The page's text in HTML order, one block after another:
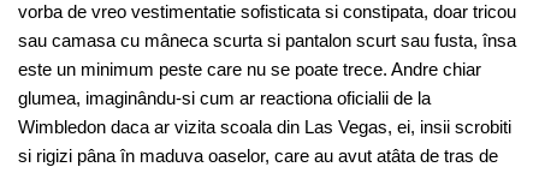
vorba de vreo vestimentatie sofisticata si constipata, doar tricou
sau camasa cu mâneca scurta si pantalon scurt sau fusta, însa
este un minimum peste care nu se poate trece. Andre chiar
glumea, imaginându-si cum ar reactiona oficialii de la
Wimbledon daca ar vizita scoala din Las Vegas, ei, insii scrobiti
si rigizi pâna în maduva oaselor, care au avut atâta de tras de